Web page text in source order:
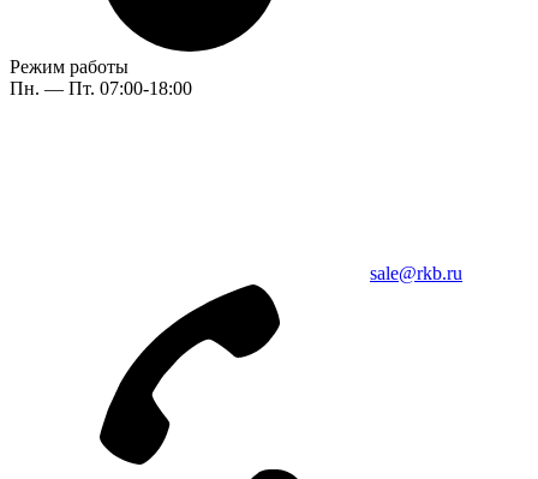
Режим работы
Пн. — Пт. 07:00-18:00
sale@rkb.ru